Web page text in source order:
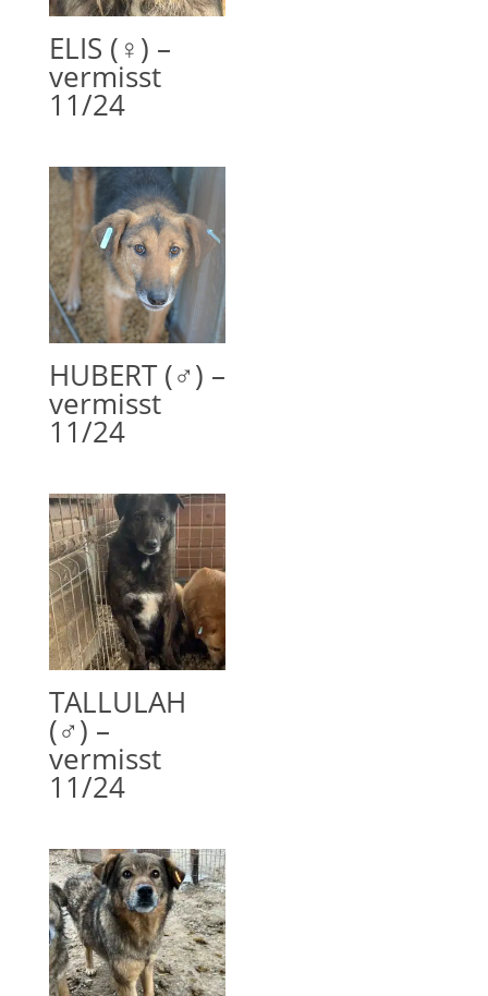
ELIS (♀) –
vermisst
11/24
HUBERT (♂) –
vermisst
11/24
TALLULAH
(♂) –
vermisst
11/24